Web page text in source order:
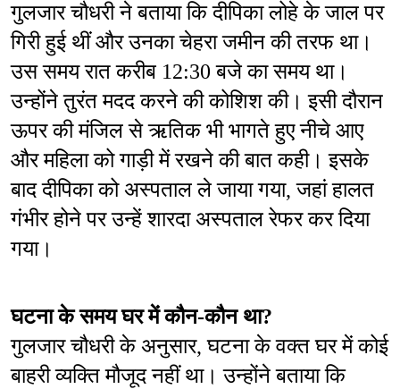
गुलजार चौधरी ने बताया कि दीपिका लोहे के जाल पर
गिरी हुई थीं और उनका चेहरा जमीन की तरफ था।
उस समय रात करीब 12:30 बजे का समय था।
उन्होंने तुरंत मदद करने की कोशिश की। इसी दौरान
ऊपर की मंजिल से ऋतिक भी भागते हुए नीचे आए
और महिला को गाड़ी में रखने की बात कही। इसके
बाद दीपिका को अस्पताल ले जाया गया, जहां हालत
गंभीर होने पर उन्हें शारदा अस्पताल रेफर कर दिया
गया।
घटना के समय घर में कौन-कौन था?
गुलजार चौधरी के अनुसार, घटना के वक्त घर में कोई
बाहरी व्यक्ति मौजूद नहीं था। उन्होंने बताया कि